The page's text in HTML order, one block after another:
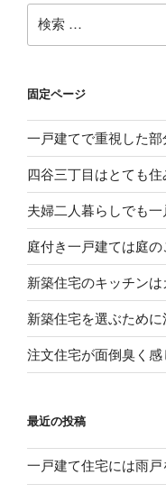
ン
検
索:
固定ページ
一戸建てで重視した部
四谷三丁目はとても住
夫婦二人暮らしでも
庭付き一戸建ては庭の
新築住宅のキッチン
新築住宅を選ぶために
注文住宅が面倒臭く
最近の投稿
一戸建て住宅には雨戸